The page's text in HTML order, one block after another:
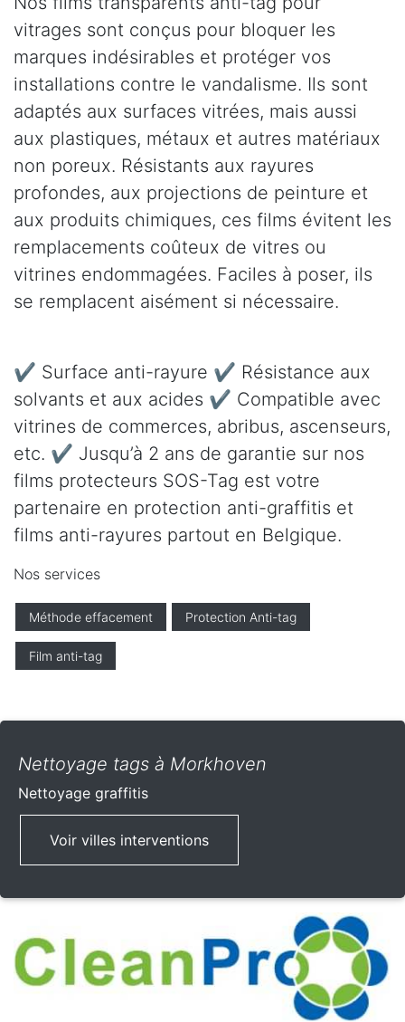
vitrages sont conçus pour bloquer les
marques indésirables et protéger vos
installations contre le vandalisme. Ils sont
adaptés aux surfaces vitrées, mais aussi
aux plastiques, métaux et autres matériaux
non poreux. Résistants aux rayures
profondes, aux projections de peinture et
aux produits chimiques, ces films évitent les
remplacements coûteux de vitres ou
vitrines endommagées. Faciles à poser, ils
se remplacent aisément si nécessaire.
✔ Surface anti-rayure ✔ Résistance aux
solvants et aux acides ✔ Compatible avec
vitrines de commerces, abribus, ascenseurs,
etc. ✔ Jusqu’à 2 ans de garantie sur nos
films protecteurs SOS-Tag est votre
partenaire en protection anti-graffitis et
films anti-rayures partout en Belgique.
Nos services
Méthode effacement Protection Anti-tag
Film anti-tag
Nettoyage tags à Morkhoven
Nettoyage graffitis
Voir villes interventions